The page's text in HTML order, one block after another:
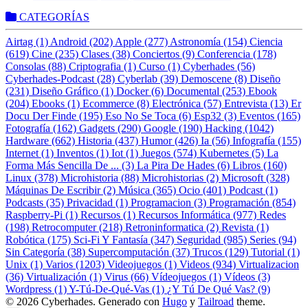
CATEGORÍAS
Airtag (1) Android (202) Apple (277) Astronomía (154) Ciencia
(619) Cine (235) Clases (38) Conciertos (9) Conferencia (178)
Consolas (88) Criptografia (1) Curso (1) Cyberhades (56)
Cyberhades-Podcast (28) Cyberlab (39) Demoscene (8) Diseño
(231) Diseño Gráfico (1) Docker (6) Documental (253) Ebook
(204) Ebooks (1) Ecommerce (8) Electrónica (57) Entrevista (13) Er
Docu Der Finde (195) Eso No Se Toca (6) Esp32 (3) Eventos (165)
Fotografía (162) Gadgets (290) Google (190) Hacking (1042)
Hardware (662) Historia (437) Humor (426) Ia (56) Infografía (155)
Internet (1) Inventos (1) Iot (1) Juegos (574) Kubernetes (5) La
Forma Más Sencilla De ... (3) La Pira De Hades (6) Libros (160)
Linux (378) Microhistoria (88) Microhistorias (2) Microsoft (328)
Máquinas De Escribir (2) Música (365) Ocio (401) Podcast (1)
Podcasts (35) Privacidad (1) Programacion (3) Programación (854)
Raspberry-Pi (1) Recursos (1) Recursos Informática (977) Redes
(198) Retrocomputer (218) Retroninformatica (2) Revista (1)
Robótica (175) Sci-Fi Y Fantasía (347) Seguridad (985) Series (94)
Sin Categoría (38) Supercomputación (37) Trucos (129) Tutorial (1)
Unix (1) Varios (1203) Videojuegos (1) Videos (934) Virtualizacion
(36) Virtualización (1) Virus (66) Vídeojuegos (1) Vídeos (3)
Wordpress (1)Y-Tú-De-Qué-Vas (1) ¿Y Tú De Qué Vas? (9)
© 2026 Cyberhades. Generado con Hugo y Tailroad theme.